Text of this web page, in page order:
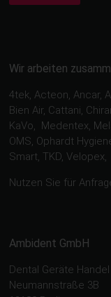
Wir arbeiten
4tek, Acteon, Ancar,
Bien Air, Cattani,
KaVo, Medentex,
OMS, Ophardt
Smart, TKD, Velopex,
Nutzen Sie für
Ambident GmbH
Dental Geräte
Neumannstraße 3B